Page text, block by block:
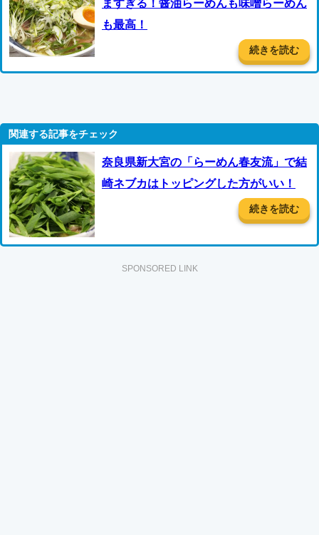
ますぎる！醤油らーめんも味噌らーめん
も最高！
続きを読む
奈良県新大宮の「らーめん春友流」で結
崎ネブカはトッピングした方がいい！
続きを読む
SPONSORED LINK